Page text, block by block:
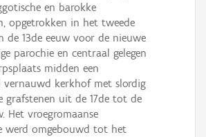
en barokke
opgetrokken in het tweede
de 13de eeuw voor de nieuwe
parochie en centraal gelegen
midden een
vernauwd kerkhof met slordig
grafstenen uit de 17de tot de
Het vroegromaanse
werd omgebouwd tot het